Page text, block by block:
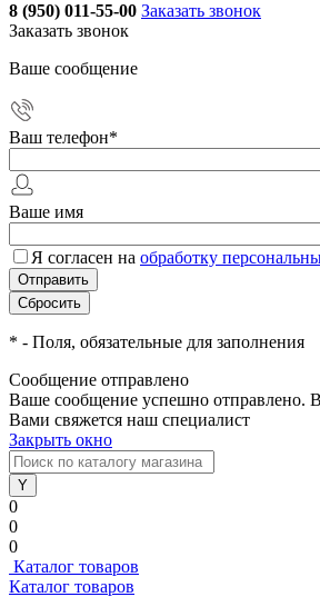
8 (950) 011-55-00 Заказать звонок
Заказать звонок
Ваше сообщение
Ваш телефон*
Ваше имя
Я согласен на обработку
* - Поля, обязательные для заполнения
Сообщение отправлено
Ваше сообщение успешно отправлено.
Вами свяжется наш специалист
Закрыть окно
0
0
0
Каталог товаров
Каталог товаров